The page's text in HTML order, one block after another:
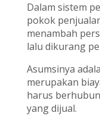
Dalam sistem
pokok
menambah
lalu dikurang
Asumsinya
merupakan
harus
yang dijual.